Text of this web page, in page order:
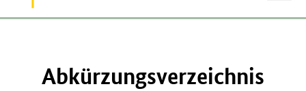
Abkürzungsverzeichnis